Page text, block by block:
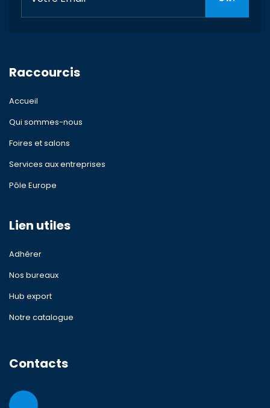
Raccourcis
Accueil
Qui sommes-nous
Foires et salons
Services aux entreprises
Pôle Europe
Lien utiles
Adhérer
Nos bureaux
Hub export
Notre catalogue
Contacts